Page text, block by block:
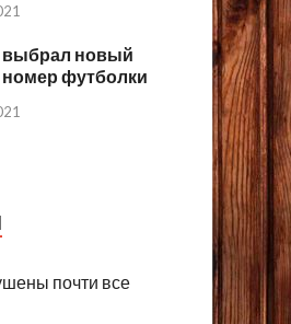
выбрал новый
номер футболки
почти все